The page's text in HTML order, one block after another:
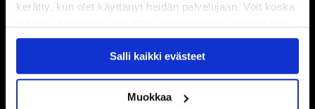
kerätty, kun olet käyttänyt heidän palvelujaan. Voit koska
käytöstäEvästeet-sivultamme.
Salli kaikki evästeet
Muokkaa